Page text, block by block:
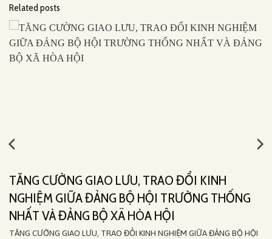
Related posts
TĂNG CƯỜNG GIAO LƯU, TRAO ĐỔI KINH
NGHIỆM GIỮA ĐẢNG BỘ HỘI TRƯỜNG THỐNG
NHẤT VÀ ĐẢNG BỘ XÃ HÒA HỘI
TĂNG CƯỜNG GIAO LƯU, TRAO ĐỔI KINH NGHIỆM GIỮA ĐẢNG BỘ HỘI